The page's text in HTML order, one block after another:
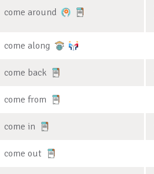
come around
come along
come back
come from
come in
come out